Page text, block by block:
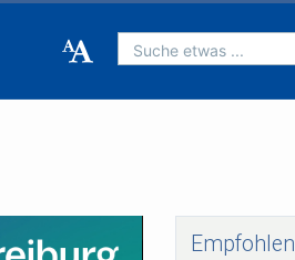
Suche etwas ...
Empfohlen